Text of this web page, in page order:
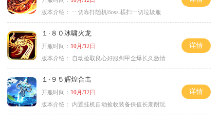
版本介绍： 一切靠打随机Boss.横扫一切垃圾服
１·８０冰啸火龙
开服时间： 10月/12日
版本介绍：
自动捡取良心好服剑甲全爆长久激情
详情
１·９５辉煌合击
开服时间： 10月/12日
版本介绍：
内置挂机自动捡收装备保值长期耐玩
详情